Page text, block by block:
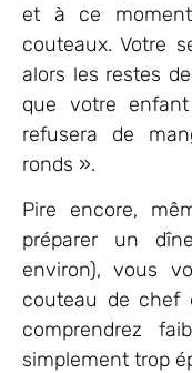
et à ce
couteaux. Votre
alors les restes
que votre
refusera de
ronds ».
Pire encore,
préparer un
environ), vous
couteau de chef
comprendrez
simplement trop